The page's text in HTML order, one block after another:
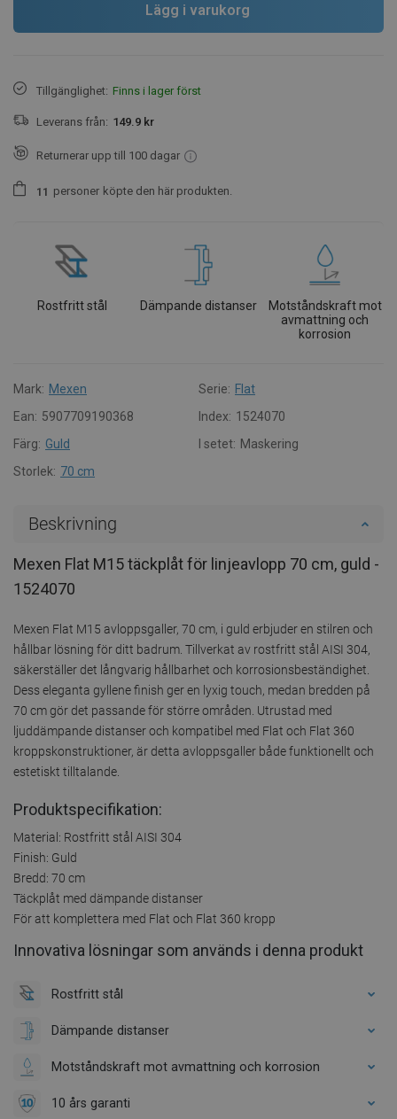
Lägg i varukorg
Tillgänglighet: Finns i lager först
Leverans från: 149.9 kr
Returnerar upp till 100 dagar
1 1 personer köpte den här produkten.
Rostfritt stål Dämpande distanser
Motståndskraft mot
avmattning och
korrosion
Mark: Mexen Serie: Flat
Ean: 5907709190368 Index: 1524070
Färg: Guld I setet: Maskering
Storlek: 70 cm
Beskrivning
Mexen Flat M15 täckplåt för linjeavlopp 70 cm, guld -
1524070
Mexen Flat M15 avloppsgaller, 70 cm, i guld erbjuder en stilren och
hållbar lösning för ditt badrum. Tillverkat av rostfritt stål AISI 304,
säkerställer det långvarig hållbarhet och korrosionsbeständighet.
Dess eleganta gyllene finish ger en lyxig touch, medan bredden på
70 cm gör det passande för större områden. Utrustad med
ljuddämpande distanser och kompatibel med Flat och Flat 360
kroppskonstruktioner, är detta avloppsgaller både funktionellt och
estetiskt tilltalande.
Produktspecifikation:
Material: Rostfritt stål AISI 304
Finish: Guld
Bredd: 70 cm
Täckplåt med dämpande distanser
För att komplettera med Flat och Flat 360 kropp
Innovativa lösningar som används i denna produkt
Rostfritt stål
Dämpande distanser
Motståndskraft mot avmattning och korrosion
10 års garanti